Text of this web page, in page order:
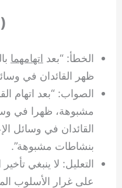
(23)
الخطأ: “بعد اتهامهما
ظهر القائدان في
الصواب: “بعد اتهام
مشبوهة، ظهرا في
القائدان في وسائل
بنشاطات مشبوهة”.
التعليل: لا ينبغي
على غرار الأسلوب